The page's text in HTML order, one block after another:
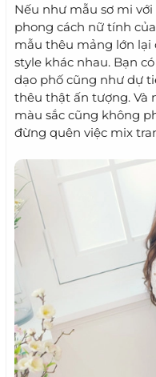
Nếu như mẫu sơ mi
phong cách nữ tính
mẫu thêu mảng lớn lại
style khác nhau. Bạn
dạo phố cũng như dự
thêu thật ấn tượng. Và
màu sắc cũng không
đừng quên việc mix